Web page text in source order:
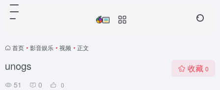
首页 • 影音娱乐 • 视频 • 正文
unogs
51 0 0
收藏 0